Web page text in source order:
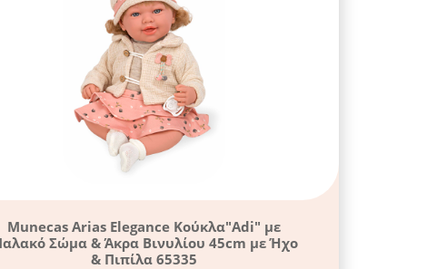
Munecas Arias Elegance Κούκλα"Adi" με
Σώμα & Άκρα Βινυλίου 45cm με Ήχο
& Πιπίλα 65335